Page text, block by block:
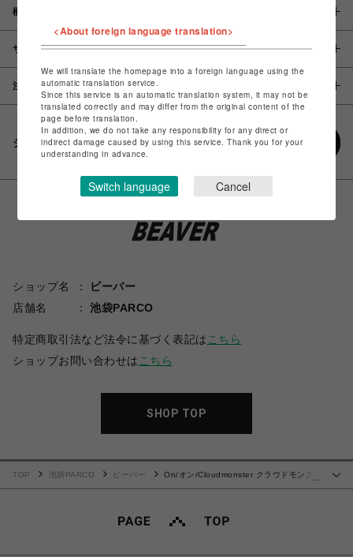
概要
サイズ
注意事項
シェアする
ショップ名
ビーバー
店舗名
池袋PARCO
特定商取引法など法令に基づく表記は こちら
ショップお問い合わせは こちら
SHOP TOP
TOP 池袋PARCO ビーバー
On/オン/Cloudmonster クラウドモンス
<About foreign language translation>
We will translate the homepage into a foreign language using the
automatic translation service.
Since this service is an automatic translation system, it may not be
translated correctly and may differ from the original content of the
page before translation.
In addition, we do not take any responsibility for any direct or
indirect damage caused by using this service. Thank you for your
understanding in advance.
Switch language Cancel